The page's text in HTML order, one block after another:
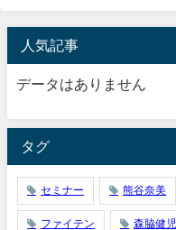
人気記事
データはありません
タグ
セミナー 熊谷奈美
ファイテン 森脇健児